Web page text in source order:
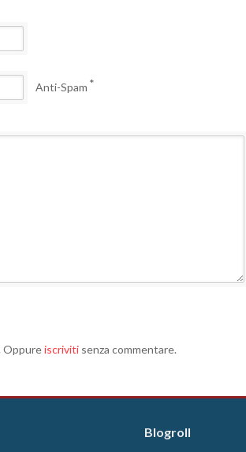
Anti-Spam *
Oppureiscriviti senza commentare.
Blogroll